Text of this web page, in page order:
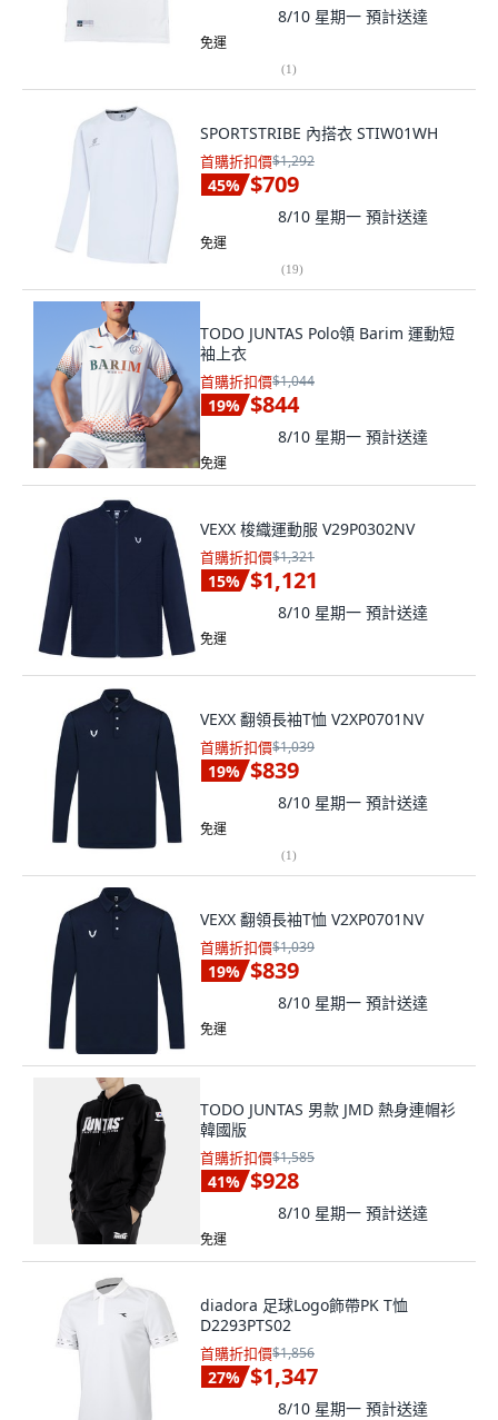
8/10 星期一 預計送達
免運
(1)
SPORTSTRIBE 內搭衣 STIW01WH
首購折扣價$1,292
45% $709
8/10 星期一 預計送達
免運
(19)
TODO JUNTAS Polo領 Barim 運動短
袖上衣
首購折扣價$1,044
19% $844
8/10 星期一 預計送達
免運
VEXX 梭織運動服 V29P0302NV
首購折扣價$1,321
15% $1,121
8/10 星期一 預計送達
免運
VEXX 翻領長袖T恤 V2XP0701NV
首購折扣價$1,039
19% $839
8/10 星期一 預計送達
免運
(1)
VEXX 翻領長袖T恤 V2XP0701NV
首購折扣價$1,039
19% $839
8/10 星期一 預計送達
免運
TODO JUNTAS 男款 JMD 熱身連帽衫
韓國版
首購折扣價$1,585
41% $928
8/10 星期一 預計送達
免運
diadora 足球Logo飾帶PK T恤
D2293PTS02
首購折扣價$1,856
27% $1,347
8/10 星期一 預計送達